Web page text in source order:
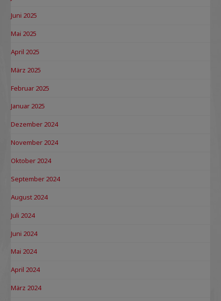
Juni 2025
Mai 2025
April 2025
März 2025
Februar 2025
Januar 2025
Dezember 2024
November 2024
Oktober 2024
September 2024
August 2024
Juli 2024
Juni 2024
Mai 2024
April 2024
März 2024